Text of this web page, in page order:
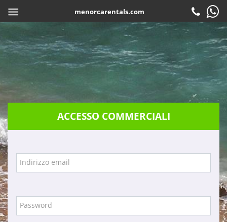
menorcarentals.com
Prenotare
Attenzione al cliente
Contattare
Domande frequenti
Garanzie
Servizi
Azienda
Posizione
Inizio CONDIVIDI
ACCESSO COMMERCIALI
Indirizzo email
Password